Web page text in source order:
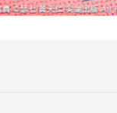
女艾莉緹》想像弄丟
何敞開雙臂交朋友